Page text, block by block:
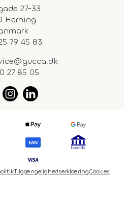
27-33
Herning
79 45 83
27 85 05
TilgængelighedserklæringCookies